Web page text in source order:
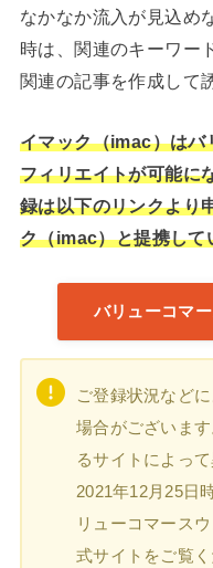
なかなか流入が見込め
時は、関連のキーワー
関連の記事を作成して
イマック（imac）はバ
フィリエイトが可能に
録は以下のリンクより
ク（imac）と提携して
バリューコマ
ご登録状況など
場合がございま
るサイトによっ
2021年12月25日
リューコマース
式サイトをご覧く